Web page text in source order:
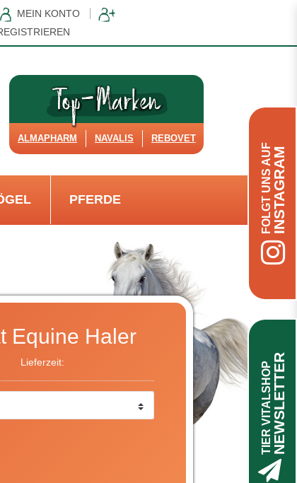
MEIN KONTO
ALMAPHARM NAVALIS REBOVET
PFERDE
Equine Haler
Lieferzeit:
FOLGT UNS AUFINSTAGRAM
TIER VITALSHOPNEWSLETTER